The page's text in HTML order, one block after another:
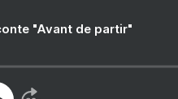
"Avant de partir"